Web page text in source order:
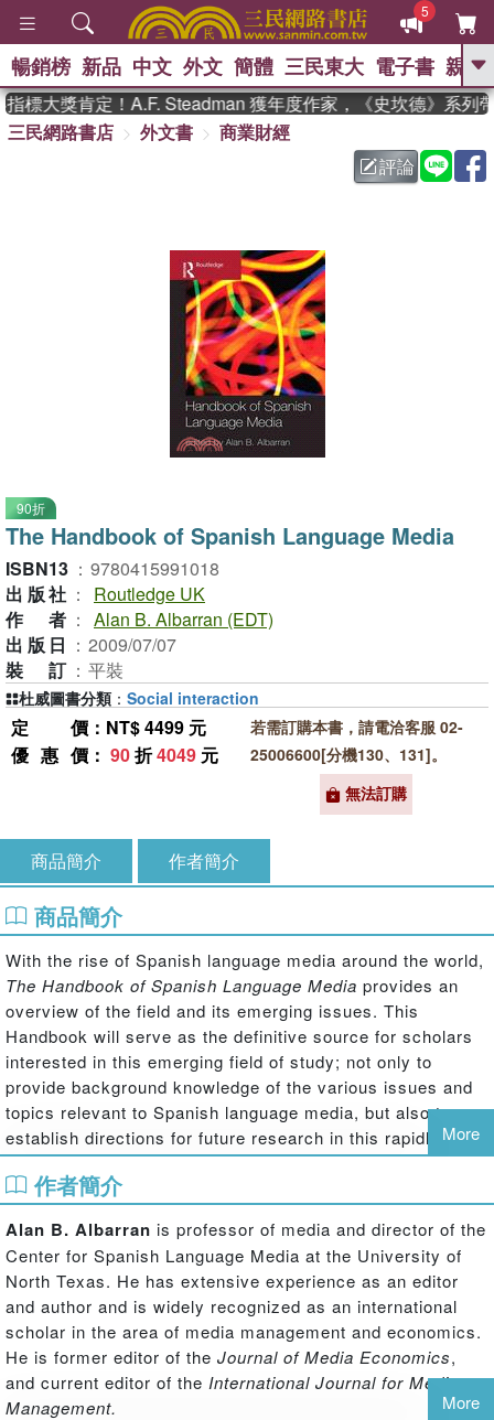
5
GO
熱搜： 東野圭吾
父親節 、 花開錦
方念華 、 台灣的
群喵 、 臺灣漫遊錄
暢銷榜 新品 中文 外文 簡體 三民東大 電子書 親子
標大獎肯定！A.F. Steadman 獲年度作家，《史坎德》系列帶
三民網路書店
外文書
商業財經
評論
90折
The Handbook of Spanish Language Media
ISBN13 ： 9780415991018
出版社 ：
Routledge UK
作者 ： Alan B. Albarran (EDT)
出版日 ： 2009/07/07
裝訂 ： 平裝
定價 ：NT$ 4499 元
優惠價 ： 90折4049 元
若需訂購本書，請電洽客服 02-
25006600[分機130、131]。
無法訂購
杜威圖書分類 ： Social interaction
商品簡介 作者簡介
商品簡介
With the rise of Spanish language media around the world,
The Handbook of Spanish Language Media provides an
overview of the field and its emerging issues. This
Handbook will serve as the definitive source for scholars
interested in this emerging field of study; not only to
provide background knowledge of the various issues and
topics relevant to Spanish language media, but also to
establish directions for future research in this rapidly
growing area.
This volume draws on the expertise of authors and
collaborators across the globe. The book is an essential
reference work for graduate students, scholars, and media
practitioners interested in Spanish language media, and is
certain to influence the course of future research in this
growing and increasingly influential area.
More
作者簡介
Alan B. Albarran is professor of media and director of the
Center for Spanish Language Media at the University of
North Texas. He has extensive experience as an editor
and author and is widely recognized as an international
scholar in the area of media management and economics.
He is former editor of the Journal of Media Economics,
and current editor of the International Journal for Media
Management.
More